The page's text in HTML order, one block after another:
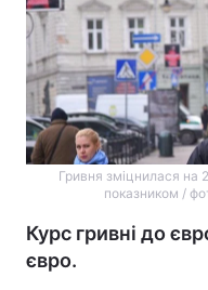
Гривня зміцнилася на
показником /
Курс гривні до
євро.